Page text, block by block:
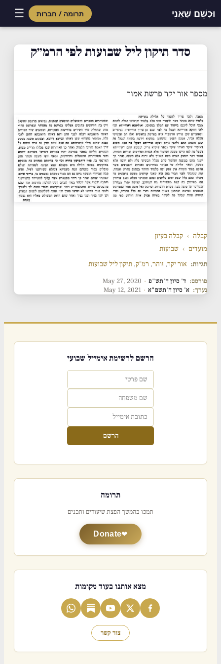
וּכְשֵׁם שֶׁאֲנִי תרומה / חברות ☰
סדר תיקון ליל שבועות לפי הרמ״ק
מספר אור יקר פרשת אמור
קבלה › קבלה בעיון
מועדים › שבועות
תגיות: אור יקר, זוהר, רמ"ק, תיקון ליל שבועות
פורסם: ד' סיון ה'תש"פ ·
May 27, 2020
נערך: א' סיון ה'תשפ"א ·
May 12, 2021
הרשם לרשימת אימייל שבועי
הרשם
תרומה
תמכו בהמשך הפצת שיעורים ותכנים
Donate
מצא אותנו בעוד מקומות
צור קשר